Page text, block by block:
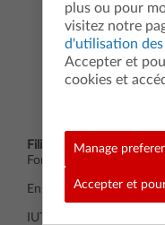
Filippi Béatrice
Formatrice sur Ile de
Enseignante de
IUT d’Evry-Val-d’Essonne
plus ou pour
visitez notre
d'utilisation des
Accepter et
cookies et
Manage
Accepter et